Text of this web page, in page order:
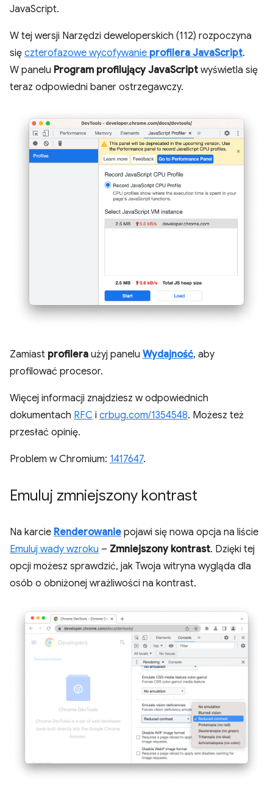
JavaScript.
W tej wersji Narzędzi deweloperskich (112) rozpoczyna
się czterofazowe wycofywanie profilera JavaScript.
W panelu Program profilujący JavaScript wyświetla się
teraz odpowiedni baner ostrzegawczy.
Zamiast profilera użyj panelu Wydajność, aby
profilować procesor.
Więcej informacji znajdziesz w odpowiednich
dokumentach RFC i crbug.com/1354548. Możesz też
przesłać opinię.
Problem w Chromium: 1417647.
Emuluj zmniejszony kontrast
Na karcie Renderowanie pojawi się nowa opcja na liście
Emuluj wady wzroku – Zmniejszony kontrast. Dzięki tej
opcji możesz sprawdzić, jak Twoja witryna wygląda dla
osób o obniżonej wrażliwości na kontrast.